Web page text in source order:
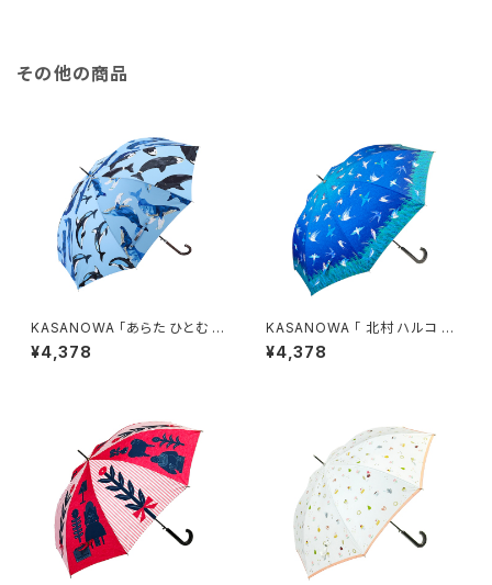
その他の商品
KASANOWA 「あらた ひとむ デ
ザイン " No rain, no rainbo
w " 」 ／傘（晴雨兼用）
¥4,378
KASANOWA 「 北村 ハルコ デ
ザイン " Swallow " 」 ／ 傘
晴雨兼用
¥4,378